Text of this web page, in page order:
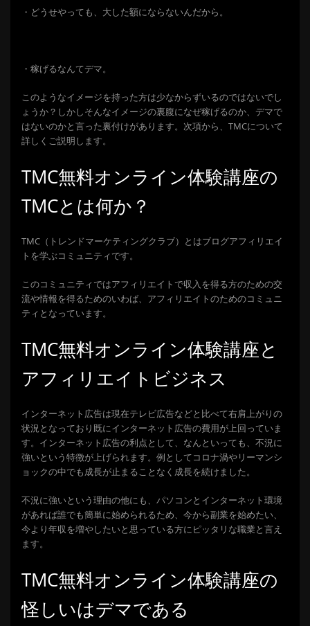
・どうせやっても、大した額にならないんだから。
・稼げるなんてデマ。
このようなイメージを持った方は少なからずいるのではないでし
ょうか？しかしそんなイメージの裏腹になぜ稼げるのか、デマで
はないのかと言った裏付けがあります。次項から、TMCについて
詳しくご説明します。
TMC無料オンライン体験講座の
TMCとは何か？
TMC（トレンドマーケティングクラブ）とはブログアフィリエイ
トを学ぶコミュニティです。
このコミュニティではアフィリエイトで収入を得る方のための交
流や情報を得るためのいわば、アフィリエイトのためのコミュニ
ティとなっています。
TMC無料オンライン体験講座と
アフィリエイトビジネス
インターネット広告は現在テレビ広告などと比べて右肩上がりの
状況となっており既にインターネット広告の費用が上回っていま
す。インターネット広告の利点として、なんといっても、不況に
強いという特徴が上げられます。例としてコロナ渦やリーマンシ
ョックの中でも成長が止まることなく成長を続けました。
不況に強いという理由の他にも、パソコンとインターネット環境
があれば誰でも簡単に始められるため、今から副業を始めたい、
今より年収を増やしたいと思っている方にピッタリな職業と言え
ます。
TMC無料オンライン体験講座の
怪しいはデマである